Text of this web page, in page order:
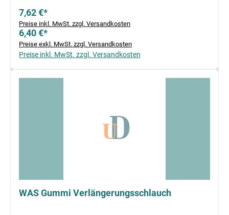
7,62 €*
Preise inkl. MwSt. zzgl. Versandkosten
6,40 €*
Preise exkl. MwSt. zzgl. Versandkosten
Preise inkl. MwSt. zzgl. Versandkosten
WAS Gummi Verlängerungsschlauch